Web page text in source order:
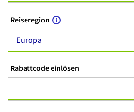
Reiseregion
Europa
Rabattcode einlösen